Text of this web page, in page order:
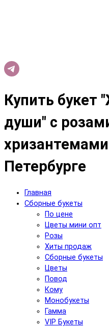
Купить
души" с
Петербурге
Главная
Сборные букеты
По цене
Цветы мини опт
Розы
Хиты продаж
Сборные букеты
Цветы
Повод
Кому
Монобукеты
Гамма
VIP Букеты